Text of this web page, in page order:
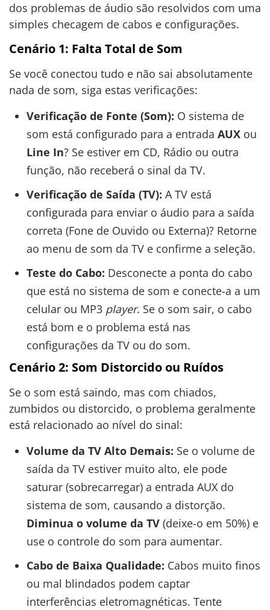
dos problemas de áudio são resolvidos com uma
simples checagem de cabos e configurações.
Cenário 1: Falta Total de Som
Se você conectou tudo e não sai absolutamente
nada de som, siga estas verificações:
Verificação de Fonte (Som): O sistema de
som está configurado para a entrada AUXou
Line In? Se estiver em CD, Rádio ou outra
função, não receberá o sinal da TV.
Verificação de Saída (TV): A TV está
configurada para enviar o áudio para a saída
correta (Fone de Ouvido ou Externa)? Retorne
ao menu de som da TV e confirme a seleção.
Teste do Cabo: Desconecte a ponta do cabo
que está no sistema de som e conecte-a a um
celular ou MP3 player. Se o som sair, o cabo
está bom e o problema está nas
configurações da TV ou do som.
Cenário 2: Som Distorcido ou Ruídos
Se o som está saindo, mas com chiados,
zumbidos ou distorcido, o problema geralmente
está relacionado ao nível do sinal:
Volume da TV Alto Demais: Se o volume de
saída da TV estiver muito alto, ele pode
saturar (sobrecarregar) a entrada AUX do
sistema de som, causando a distorção.
Diminua o volume da TV(deixe-o em 50%) e
use o controle do som para aumentar.
Cabo de Baixa Qualidade: Cabos muito finos
ou mal blindados podem captar
interferências eletromagnéticas. Tente